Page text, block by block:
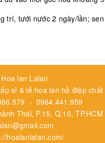
trí, tưới nước 2 ngày/lần;
lan Lalan
sỉ & lẻ hoa lan hồ điệp
- 0964.441.959
Thái, P.15, Q.10, TP.HCM
hoalanlalan.com/